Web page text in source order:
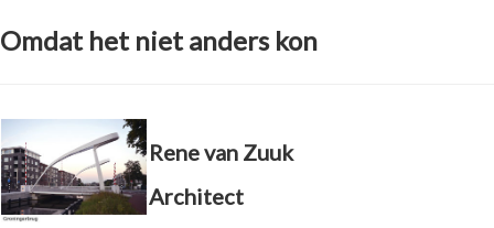
Omdat het niet anders kon
Rene van Zuuk
Architect